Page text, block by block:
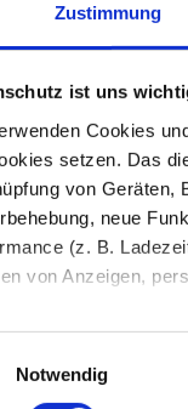
Zustimmung
ist uns
Cookies
setzen. Das
von Geräten,
neue
(z. B.
von Anzeigen,
können
Notwendig